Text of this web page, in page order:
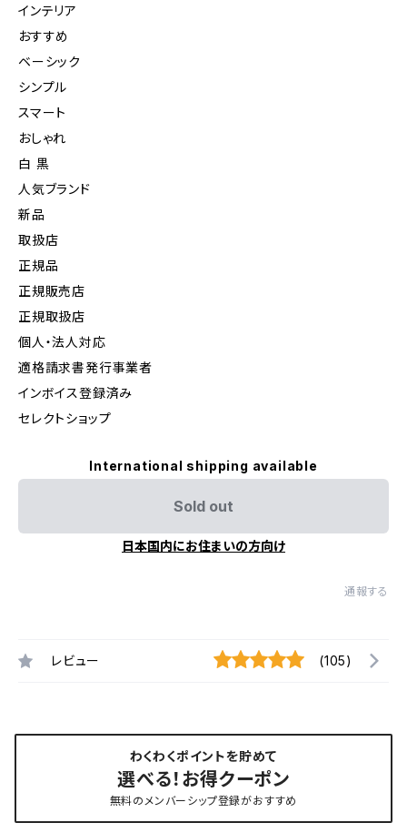
インテリア
おすすめ
ベーシック
シンプル
スマート
おしゃれ
白 黒
人気ブランド
新品
取扱店
正規品
正規販売店
正規取扱店
個人・法人対応
適格請求書発行事業者
インボイス登録済み
セレクトショップ
International shipping available
Sold out
日本国内にお住まいの方向け
通報する
レビュー (105)
わくわくポイントを貯めて
選べる！お得クーポン
無料のメンバーシップ登録がおすすめ